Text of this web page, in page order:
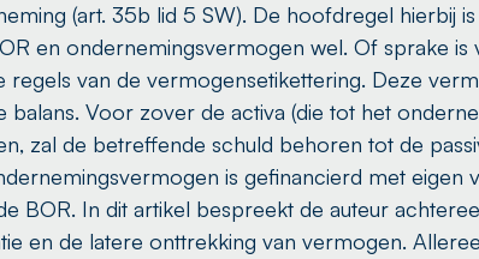
(art. 35b lid 5 SW). De hoofdregel hierbij
en ondernemingsvermogen wel. Of sprake is
van de vermogensetikettering. Deze
balans. Voor zover de activa (die tot het
zal de betreffende schuld behoren tot de
is gefinancierd met eigen
BOR. In dit artikel bespreekt de auteur
en de latere onttrekking van vermogen.